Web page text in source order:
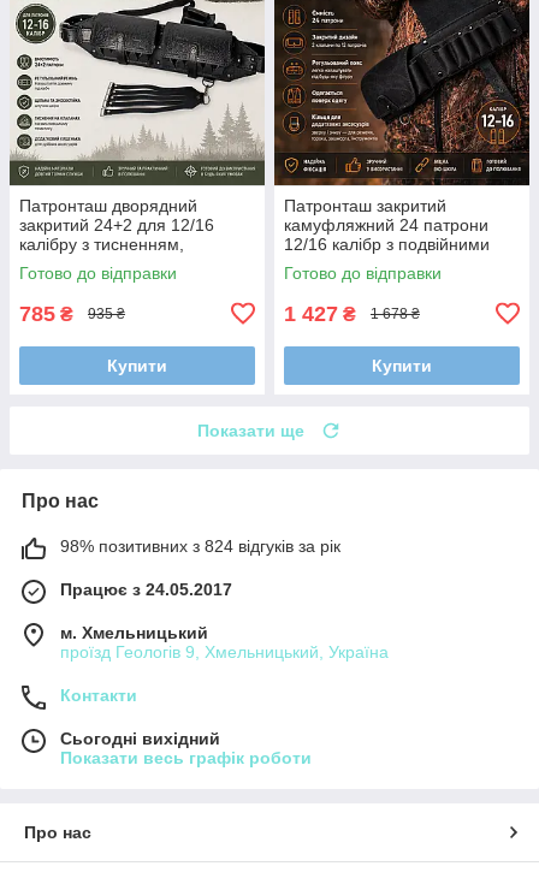
Патронташ дворядний
закритий 24+2 для 12/16
калібру з тисненням,
регульований ремінь
Готово до відправки
785 ₴ 935 ₴
Купити
Патронташ закритий
камуфляжний 24 патрони
12/16 калібр з подвійними
клапанами та кільцями
Готово до відправки
1 427 ₴ 1 678 ₴
Купити
Показати ще
Про нас
98% позитивних з 824 відгуків за рік
Працює з 24.05.2017
м. Хмельницький
проїзд Геологів 9, Хмельницький, Україна
Контакти
Сьогодні вихідний
Показати весь графік роботи
Про нас